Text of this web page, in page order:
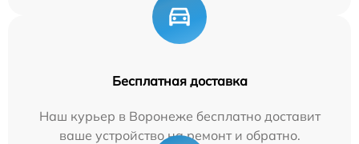
Бесплатная доставка
Наш курьер в Воронеже бесплатно доставит
ваше устройство на ремонт и обратно.